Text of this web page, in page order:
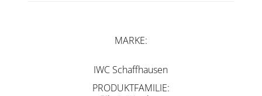
MARKE
IWC Schaffhausen
PRODUKTFAMILIE